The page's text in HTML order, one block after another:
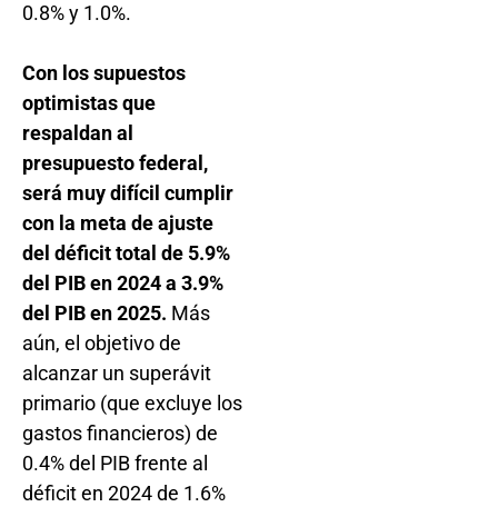
0.8% y 1.0%.
Con los supuestos
optimistas que
respaldan al
presupuesto federal,
será muy difícil cumplir
con la meta de ajuste
del déficit total de 5.9%
del PIB en 2024 a 3.9%
del PIB en 2025. Más
aún, el objetivo de
alcanzar un superávit
primario (que excluye los
gastos financieros) de
0.4% del PIB frente al
déficit en 2024 de 1.6%